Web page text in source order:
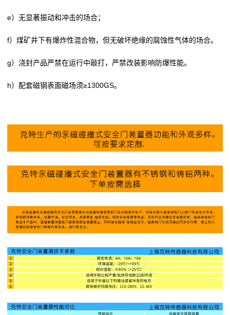
e）无显著振动和冲击的场合；
f）煤矿井下有爆炸性混合物，但无破坏绝缘的腐蚀性气体的场合。
g）浇封产品严禁在运行中敲打，严禁改装影响防爆性能。
h）配套磁钢表面磁场须≥1300GS。